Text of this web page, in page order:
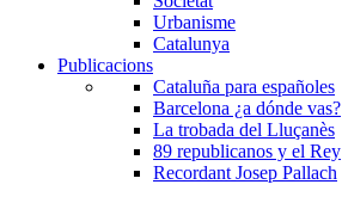
Urbanisme
Catalunya
Publicacions
Cataluña para españoles
Barcelona ¿a dónde vas?
La trobada del Lluçanès
89 republicanos y el Rey
Recordant Josep Pallach